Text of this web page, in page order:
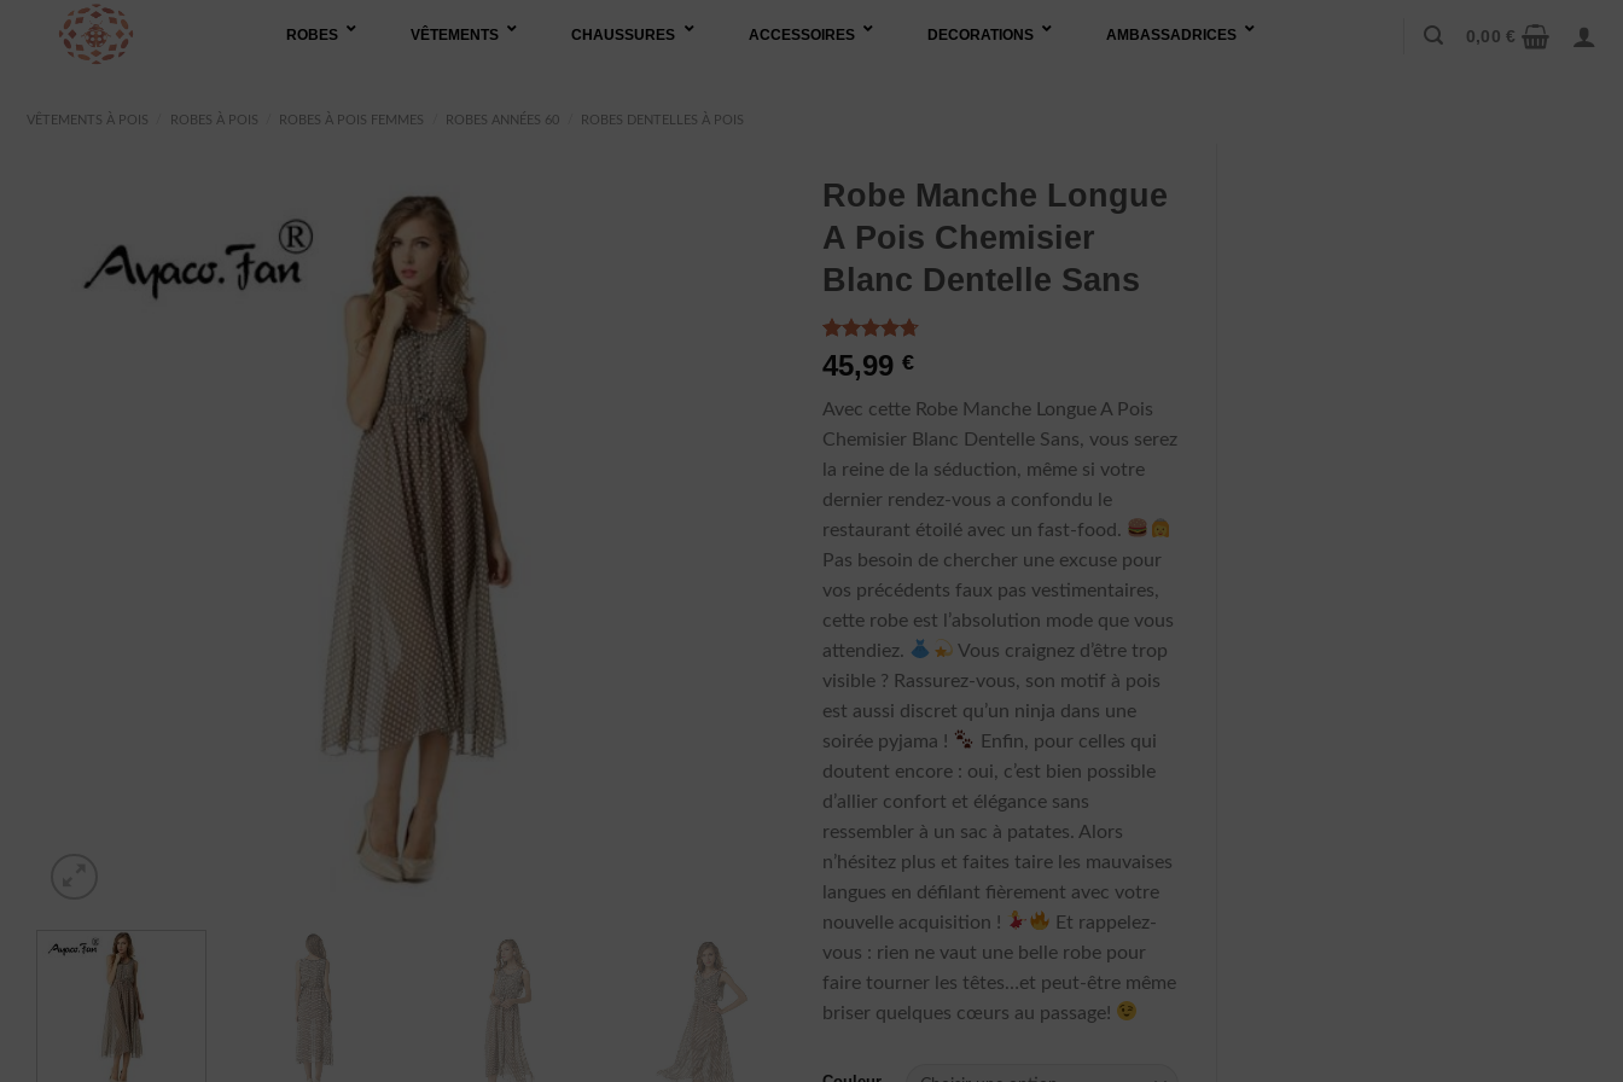
ROBES VÊTEMENTS CHAUSSURES ACCESSOIRES DECORATIONS AMBASSADRICES 0,00€
VÊTEMENTS À POIS ROBES À POIS ROBES À POIS FEMMES ROBES ANNÉES 60 ROBES DENTELLES À POIS
Robe Manche Longue
A Pois Chemisier
Blanc Dentelle Sans
Noté4.67
sur 5 basé
3
notations
client
45,99€
Avec cette Robe Manche Longue A Pois
Chemisier Blanc Dentelle Sans, vous serez
la reine de la séduction, même si votre
dernier rendez-vous a confondu le
restaurant étoilé avec un fast-food.
Pas besoin de chercher une excuse pour
vos précédents faux pas vestimentaires,
cette robe est l’absolution mode que vous
attendiez.
Vous craignez d’être trop
visible ? Rassurez-vous, son motif à pois
est aussi discret qu’un ninja dans une
soirée pyjama !
Enfin, pour celles qui
doutent encore : oui, c’est bien possible
d’allier confort et élégance sans
ressembler à un sac à patates. Alors
n’hésitez plus et faites taire les mauvaises
langues en défilant fièrement avec votre
nouvelle acquisition !
Et rappelez-
vous : rien ne vaut une belle robe pour
faire tourner les têtes…et peut-être même
briser quelques cœurs au passage!